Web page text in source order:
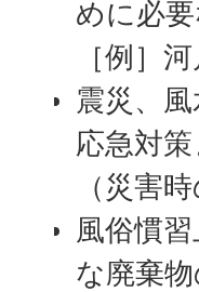
めに必
［例］
震災、
応急対
（災害
風俗慣
な廃棄